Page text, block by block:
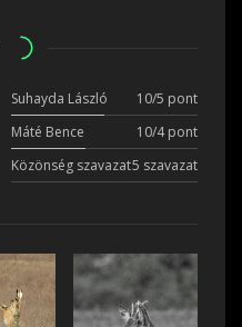
Suhayda László
10/5 pont
Máté Bence
10/4 pont
Közönség szavazat5 szavazat